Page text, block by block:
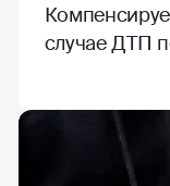
случае ДТП